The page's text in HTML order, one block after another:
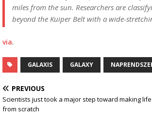
miles from the sun. Researchers are
beyond the Kuiper Belt with a wide-
via.
GALAXIS GALAXY
PREVIOUS
Scientists just took a major step toward making life
from scratch